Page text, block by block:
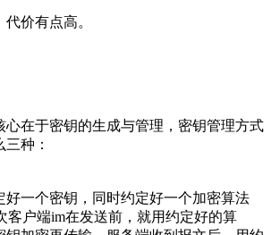
价有点高。
心在于密钥的生成与管理，密钥管理方式
种：
好一个密钥，同时约定好一个加密算法
客户端im在发送前，就用约定好的算